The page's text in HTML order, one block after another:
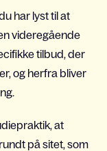
har lyst til at
videregående
tilbud, der
og herfra bliver
at
på sitet, som